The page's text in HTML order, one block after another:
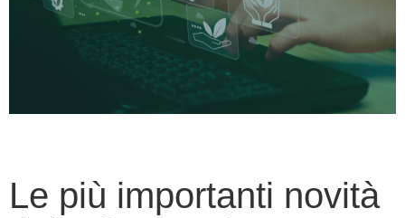
Le più importanti novità